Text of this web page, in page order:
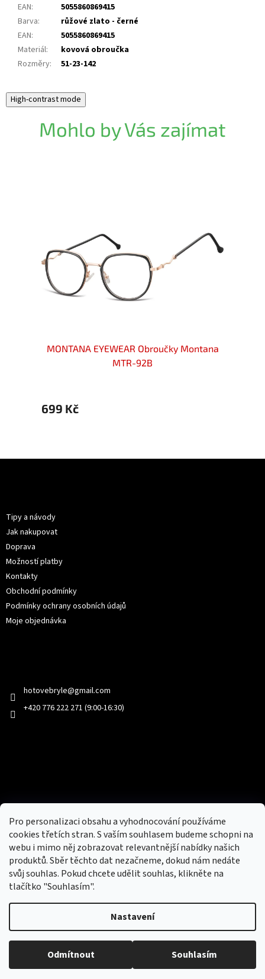
Pro personalizaci obsahu a vyhodnocování používáme
cookies třetích stran. S vaším souhlasem budeme schopni na
webu i mimo něj zobrazovat relevantnější nabídky našich
produktů. Sběr těchto dat nezačneme, dokud nám nedáte
svůj souhlas. Pokud chcete udělit souhlas, klikněte na
tlačítko "Souhlasím".
Nastavení
Odmítnout Souhlasím
EAN:
5055860869415
Barva:
růžové zlato - černé
EAN:
5055860869415
Materiál:
kovová obroučka
Rozměry: 51-23-142
High-contrast mode
Mohlo by Vás zajímat
MONTANA EYEWEAR Obroučky Montana
MTR-92B
699 Kč
Tipy a návody
Jak nakupovat
Doprava
Možností platby
Kontakty
Obchodní podmínky
Podmínky ochrany osobních údajů
Moje objednávka
hotovebryle@gmail.com
+420 776 222 271 (9:00-16:30)
Nový obchod s batohy, cestovními zavazadly, tašky a peněženky
Copyright 2026hotovebryle.cz
. Všechna práva